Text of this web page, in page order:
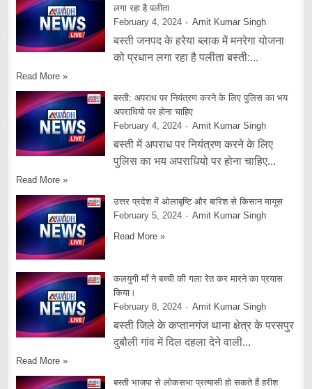
लगा रहा है पलीता
February 4, 2024
Amit Kumar Singh
बस्ती जनपद के हरेया ब्लाक में मनरेगा योजना
को प्रधान लगा रहा है पलीता बस्ती:...
Read More »
बस्ती: अपराध पर नियंत्रण करने के लिए पुलिस का भय
अपराधियो पर होना चाहिए
February 4, 2024
Amit Kumar Singh
बस्ती में अपराध पर नियंत्रण करने के लिए
पुलिस का भय अपराधियो पर होना चाहिए...
Read More »
उत्तर प्रदेश में ओलाबृष्टि और बारिश से किसान मायूस
February 5, 2024
Amit Kumar Singh
Read More »
कलयुगी माँ ने बच्ची की गला रेत कर मारने का प्रयास
किया।
February 8, 2024
Amit Kumar Singh
बस्ती जिले के कप्तानगंज थाना क्षेत्र के परसपुर
दुबौली गांव में दिल दहला देने वाली...
Read More »
बस्ती भाजपा से लोकसभा प्रत्यासी हो सकते हैं हरीश